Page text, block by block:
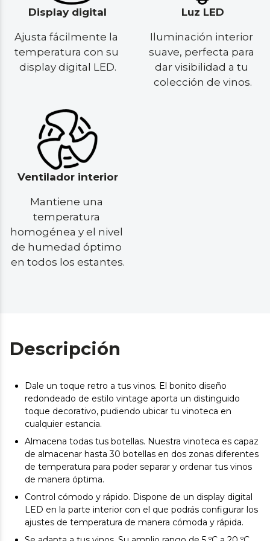
Display digital
Ajusta fácilmente la
temperatura con su
display digital LED.
Luz LED
Iluminación interior
suave, perfecta para
dar visibilidad a tu
colección de vinos.
Ventilador interior
Mantiene una
temperatura
homogénea y el nivel
de humedad óptimo
en todos los estantes.
Descripción
Dale un toque retro a tus vinos. El bonito diseño
redondeado de estilo vintage aporta un distinguido
toque decorativo, pudiendo ubicar tu vinoteca en
cualquier estancia.
Almacena todas tus botellas. Nuestra vinoteca es capaz
de almacenar hasta 30 botellas en dos zonas diferentes
de temperatura para poder separar y ordenar tus vinos
de manera óptima.
Control cómodo y rápido. Dispone de un display digital
LED en la parte interior con el que podrás configurar los
ajustes de temperatura de manera cómoda y rápida.